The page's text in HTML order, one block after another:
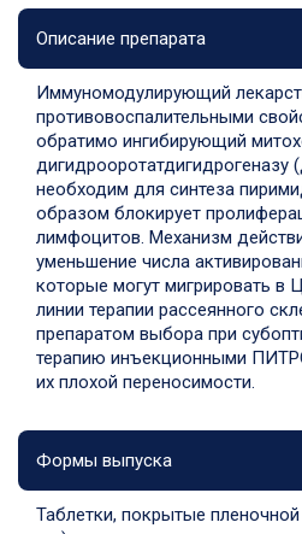
Описание препарата
Иммуномодулирующий
противовоспалительными
обратимо ингибирующий
необходим для синтеза
образом блокирует
лимфоцитов. Механизм
уменьшение числа
которые могут мигрировать в
линии терапии рассеянного
препаратом выбора при
терапию инъекционными
их плохой переносимости.
Формы выпуска
Таблетки, покрытые